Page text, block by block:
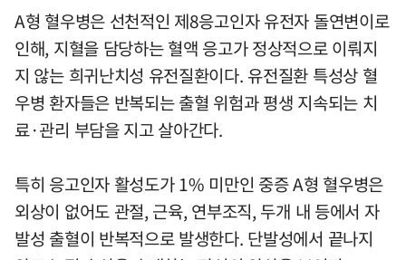
A형 혈우병은 선천적인 제8응고인자 유전자 돌연변이로
인해, 지혈을 담당하는 혈액 응고가 정상적으로 이뤄지
지 않는 희귀난치성 유전질환이다. 유전질환 특성상 혈
우병 환자들은 반복되는 출혈 위험과 평생 지속되는 치
료·관리 부담을 지고 살아간다.
특히 응고인자 활성도가 1% 미만인 중증 A형 혈우병은
외상이 없어도 관절, 근육, 연부조직, 두개 내 등에서 자
발성 출혈이 반복적으로 발생한다. 단발성에서 끝나지